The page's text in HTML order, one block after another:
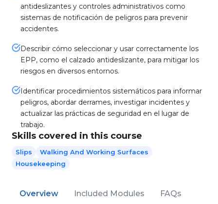
antideslizantes y controles administrativos como
sistemas de notificación de peligros para prevenir
accidentes.
Describir cómo seleccionar y usar correctamente los
EPP, como el calzado antideslizante, para mitigar los
riesgos en diversos entornos.
Identificar procedimientos sistemáticos para informar
peligros, abordar derrames, investigar incidentes y
actualizar las prácticas de seguridad en el lugar de
trabajo.
Skills covered in this course
Slips
Walking And Working Surfaces
Housekeeping
Overview Included Modules FAQs